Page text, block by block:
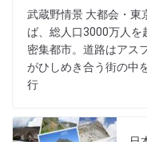
武蔵野情景 大都会・東
ば、総人口3000万人を
密集都市。道路はアス
がひしめき合う街の中
行